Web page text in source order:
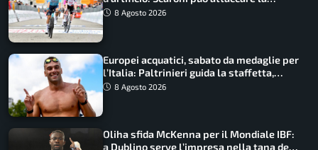
maglia di Lemmen
8 Agosto 2026
Europei acquatici, sabato da medaglie per
l’Italia: Paltrinieri guida la staffetta,
Barnabà sogna l’oro dalle grandi altezze
8 Agosto 2026
Oliha sfida McKenna per il Mondiale IBF:
a Dublino serve l’impresa nella tana del